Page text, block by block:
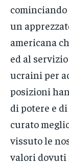
un
americana
ed al
ucraini per
posizioni
di potere e
curato
vissuto le
valori dovuti